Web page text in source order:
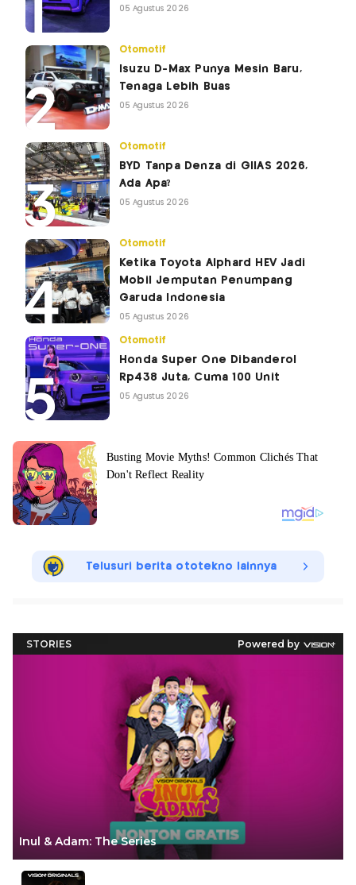
05 Agustus 2026
Otomotif
Isuzu D-Max Punya Mesin Baru,
Tenaga Lebih Buas
05 Agustus 2026
Otomotif
BYD Tanpa Denza di GIIAS 2026,
Ada Apa?
05 Agustus 2026
Otomotif
Ketika Toyota Alphard HEV Jadi
Mobil Jemputan Penumpang
Garuda Indonesia
05 Agustus 2026
Otomotif
Honda Super One Dibanderol
Rp438 Juta, Cuma 100 Unit
05 Agustus 2026
Telusuri berita ototekno lainnya